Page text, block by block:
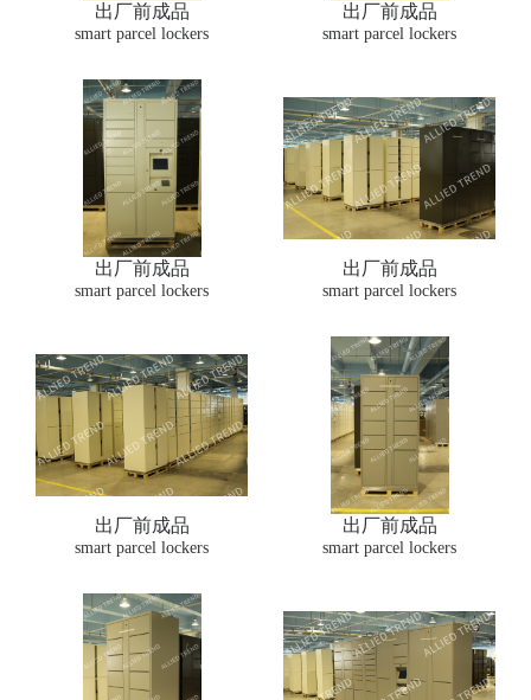
出厂前成品
smart parcel lockers
出厂前成品
smart parcel lockers
出厂前成品
smart parcel lockers
出厂前成品
smart parcel lockers
出厂前成品
smart parcel lockers
出厂前成品
smart parcel lockers